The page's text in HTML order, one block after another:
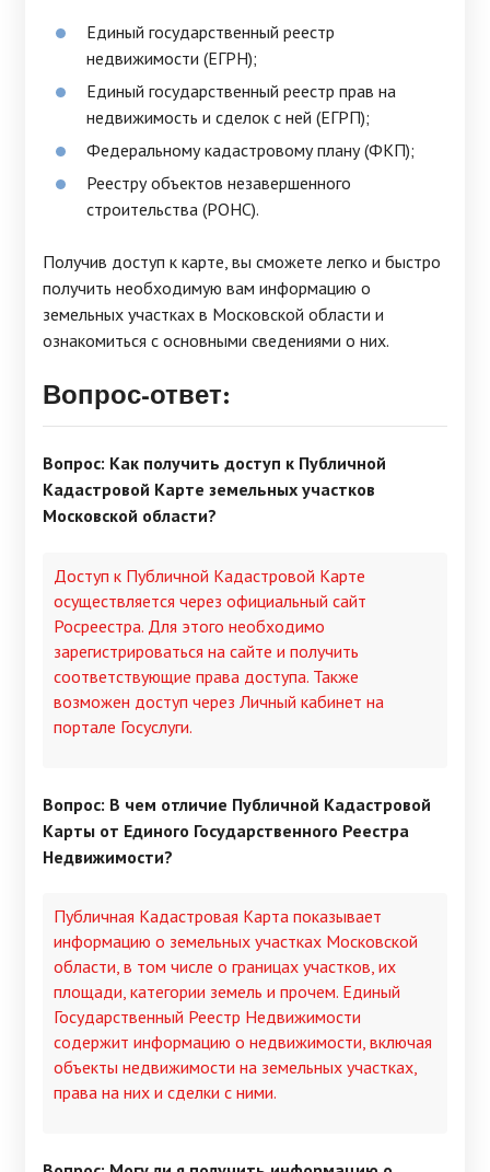
Единый государственный реестр
недвижимости (ЕГРН);
Единый государственный реестр прав на
недвижимость и сделок с ней (ЕГРП);
Федеральному кадастровому плану (ФКП);
Реестру объектов незавершенного
строительства (РОНС).
Получив доступ к карте, вы сможете легко и быстро
получить необходимую вам информацию о
земельных участках в Московской области и
ознакомиться с основными сведениями о них.
Вопрос-ответ:
Вопрос: Как получить доступ к Публичной
Кадастровой Карте земельных участков
Московской области?
Доступ к Публичной Кадастровой Карте
осуществляется через официальный сайт
Росреестра. Для этого необходимо
зарегистрироваться на сайте и получить
соответствующие права доступа. Также
возможен доступ через Личный кабинет на
портале Госуслуги.
Вопрос: В чем отличие Публичной Кадастровой
Карты от Единого Государственного Реестра
Недвижимости?
Публичная Кадастровая Карта показывает
информацию о земельных участках Московской
области, в том числе о границах участков, их
площади, категории земель и прочем. Единый
Государственный Реестр Недвижимости
содержит информацию о недвижимости, включая
объекты недвижимости на земельных участках,
права на них и сделки с ними.